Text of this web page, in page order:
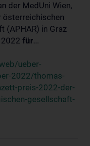
der MedUni Wien,
österreichischen
(APHAR) in Graz
für...
ueber-
2022/thomas-
preis-2022-der-
gesellschaft-